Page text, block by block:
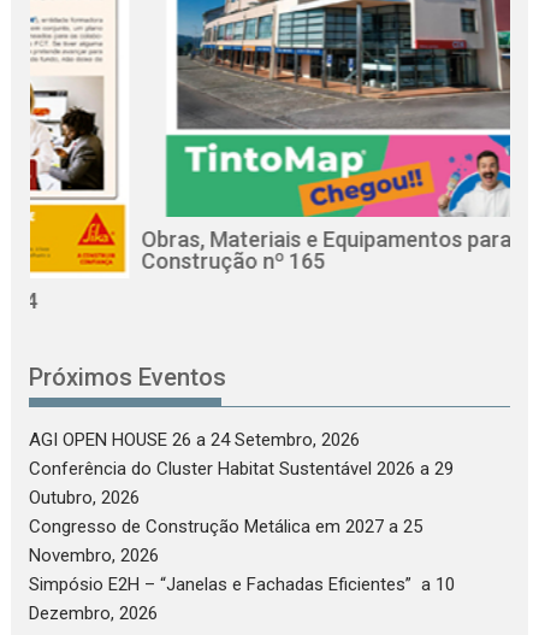
Obras, Materiais e Equipamentos para a
Construção nº 165
Próximos Eventos
AGI OPEN HOUSE 26 a 24 Setembro, 2026
Conferência do Cluster Habitat Sustentável 2026 a 29
Outubro, 2026
Congresso de Construção Metálica em 2027 a 25
Novembro, 2026
Simpósio E2H – “Janelas e Fachadas Eficientes” a 10
Dezembro, 2026